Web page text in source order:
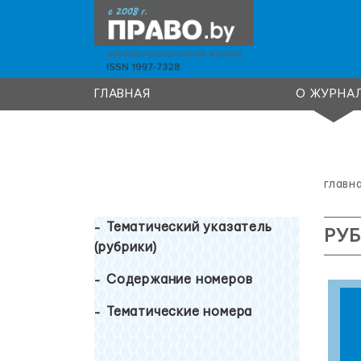
ГЛАВНАЯ О
Тематический указатель
(рубрики)
Содержание номеров
Тематические номера